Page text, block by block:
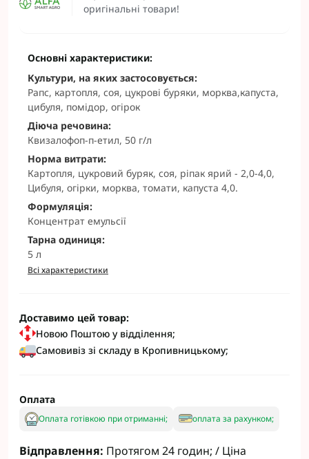
оригінальні товари!
Основні характеристики:
Культури, на яких застосовується:
Рапс, картопля, соя, цукрові буряки, морква,капуста,
цибуля, помідор, огірок
Діюча речовина:
Квизалофоп-п-етил, 50 г/л
Норма витрати:
Картопля, цукровий буряк, соя, ріпак ярий - 2,0-4,0,
Цибуля, огірки, морква, томати, капуста 4,0.
Формуляція:
Концентрат емульсії
Тарна одиниця:
5 л
Всі характеристики
Доставимо цей товар:
Новою Поштою у відділення;
Самовивіз зі складу в Кропивницькому;
Оплата
Оплата готівкою при отриманні; оплата за рахунком;
Відправлення: Протягом 24 годин; / Ціна